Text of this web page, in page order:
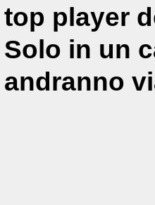
top player
Solo in un
andranno